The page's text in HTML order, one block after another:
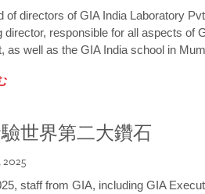
of directors of GIA India Laboratory
director, responsible for all aspects of
as well as the GIA India school in
驗世界第二大鑽石
2025
staff from GIA, including GIA